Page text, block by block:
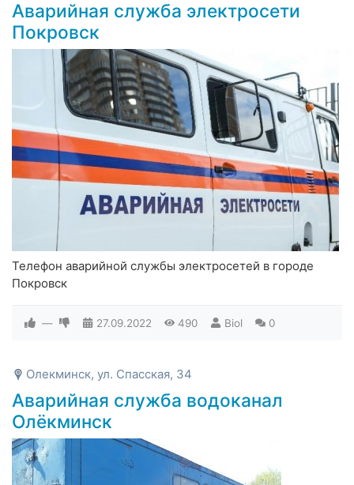
Аварийная служба электросети
Покровск
Телефон аварийной службы электросетей в городе
Покровск
— 27.09.2022 490 Biol 0
Олекминск, ул. Спасская, 34
Аварийная служба водоканал
Олёкминск